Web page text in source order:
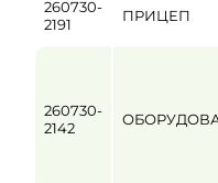
260730-
2191
ПРИЦЕП
260730-
2142